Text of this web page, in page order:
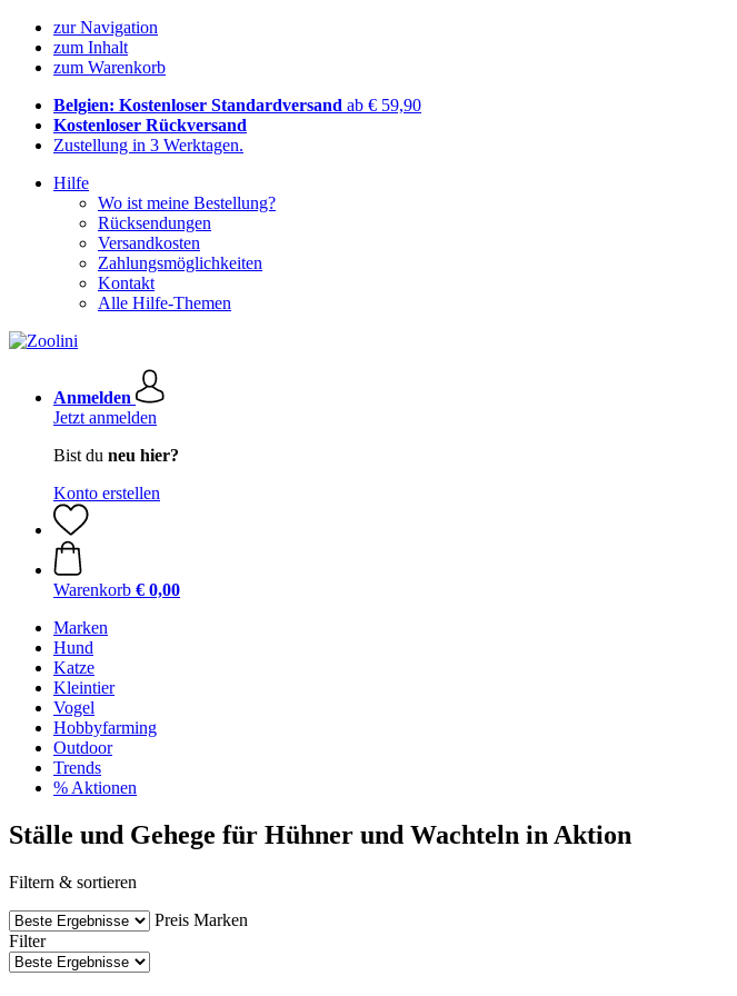
zur Navigation
zum Inhalt
zum Warenkorb
Belgien: Kostenloser Standardversand ab € 59,90
Kostenloser Rückversand
Zustellung in 3 Werktagen.
Hilfe
Wo ist meine Bestellung?
Rücksendungen
Versandkosten
Zahlungsmöglichkeiten
Kontakt
Alle Hilfe-Themen
Anmelden
Jetzt anmelden
Bist du neu hier?
Konto erstellen
Warenkorb € 0,00
Marken
Hund
Katze
Kleintier
Vogel
Hobbyfarming
Outdoor
Trends
% Aktionen
Ställe und Gehege für Hühner und Wachteln in Aktion
Filtern & sortieren
Preis Marken
Filter